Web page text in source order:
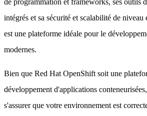
de programmation et frameworks, ses outils
intégrés et sa sécurité et scalabilité de
est une plateforme idéale pour le
modernes.
Bien que Red Hat OpenShift soit une
développement d'applications
s'assurer que votre environnement est